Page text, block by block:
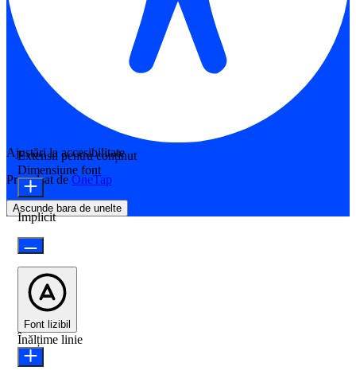
Ajustări la accesibilitate
Propulsat de OneTap
Ascunde bara de unelte
Extensii pentru conținut
Dimensiune font
Implicit
Font lizibil
Înălțime linie